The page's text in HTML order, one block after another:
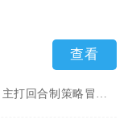
查看
时间之钥以魔幻大陆时空崩塌为故事主线，主打回合制策略冒险玩法...